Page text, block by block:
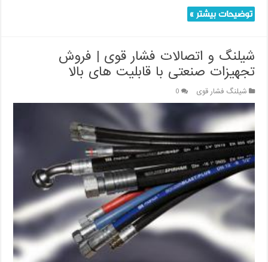
توضیحات بیشتر »
شیلنگ و اتصالات فشار قوی | فروش
تجهیزات صنعتی با قابلیت های بالا
شیلنگ فشار قوی 0